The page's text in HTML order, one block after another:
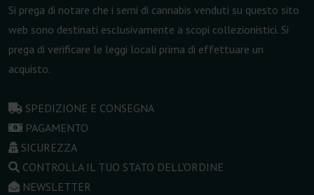
Si prega di notare che i semi di cannabis venduti su questo sito
web sono destinati esclusivamente a scopi collezionistici. Si
prega di verificare le leggi locali prima di effettuare un
acquisto.
SPEDIZIONE E CONSEGNA
PAGAMENTO
SICUREZZA
CONTROLLA IL TUO STATO DELL'ORDINE
NEWSLETTER